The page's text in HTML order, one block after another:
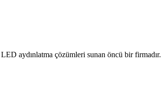
aydınlatma çözümleri sunan öncü bir firmadır.